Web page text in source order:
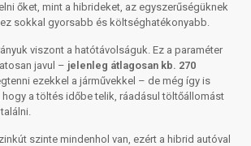
őket, mint a hibrideket, az egyszerűségüknek
sokkal gyorsabb és költséghatékonyabb.
viszont a hatótávolságuk. Ez a paraméter
javul – jelenleg átlagosan kb. 270
ezekkel a járművekkel – de még így is
a töltés időbe telik, ráadásul töltőállomást
szinte mindenhol van, ezért a hibrid autóval